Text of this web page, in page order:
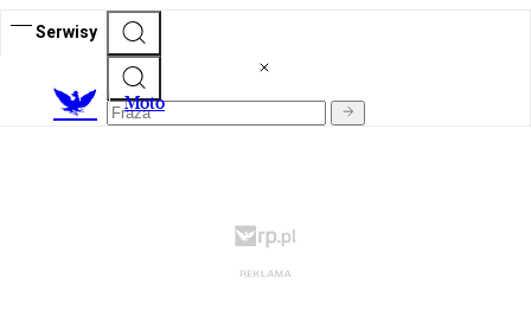
Serwisy
Moto